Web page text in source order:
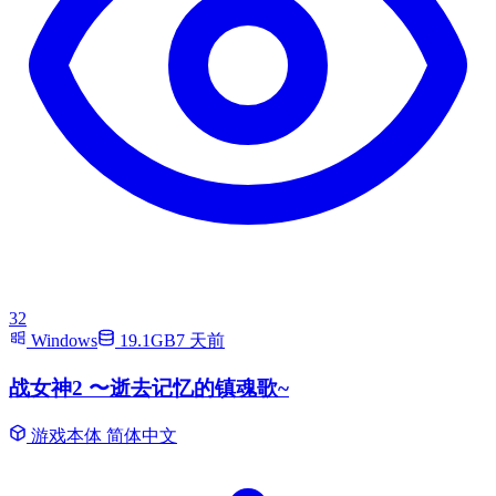
32
Windows
19.1GB7 天前
战女神2 〜逝去记忆的镇魂歌~
游戏本体 简体中文